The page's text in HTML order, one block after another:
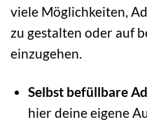
viele Möglichkeiten,
zu gestalten oder auf
einzugehen.
Selbst befüllbare
hier deine eigene